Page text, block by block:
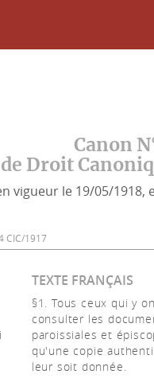
Canon
Droit
vigueur le 19/05/1918,
CIC/1917
TEXTE FRANÇAIS
§1. Tous ceux qui y
consulter les
paroissiales et
qu'une copie
leur soit donnée.